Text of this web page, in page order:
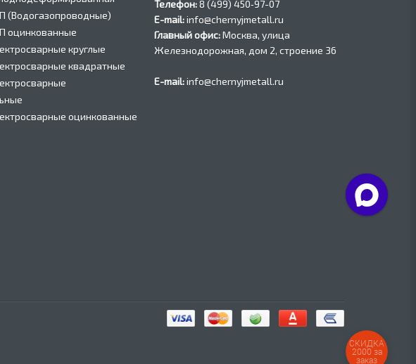
(Водогазопроводные)
оцинкованные
круглые
квадратные
оцинкованные
Телефон:8 (499) 450‑97-07
E-mail:info@chernyjmetall.ru
Главный офис:Москва, улица
Железнодорожная, дом 2, строение 36
E-mail:info@chernyjmetall.ru
СКИДКА
2000 за
заказ